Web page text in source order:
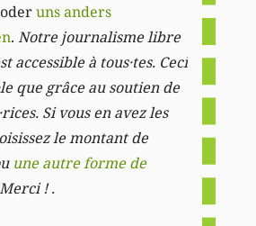
uns anders
. Notre journalisme libre
accessible à tous·tes. Ceci
que grâce au soutien de
Si vous en avez les
le montant de
une autre forme de
! .